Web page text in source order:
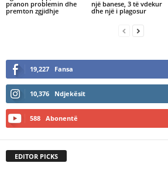
pranon problemin dhe
premton zgjidhje
një banese, 3 të vdekur
dhe një i plagosur
19,227 Fansa
10,376 Ndjekësit
588 Abonentë
EDITOR PICKS